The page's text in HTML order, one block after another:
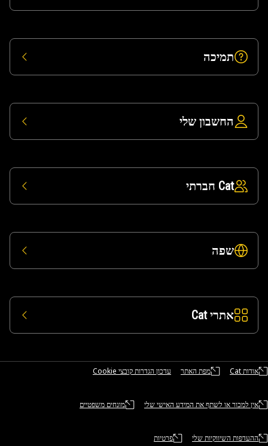
תמיכה
החשבון שלי
Cat חברתי
שפה
אתרי Cat
אודות Cat מפת האתר עדכון הגדרות קובצי Cookie
אין למכור או לשתף את המידע האישי שלי מונחים משפטיים
ההעדפות השיווקיות שלי פרטיות